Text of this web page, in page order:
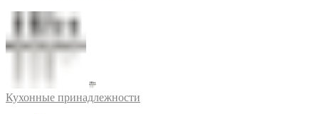
Кухонные принадлежности